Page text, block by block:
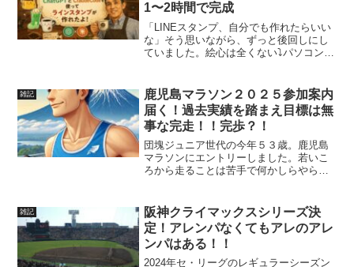
1〜2時間で完成
「LINEスタンプ、自分でも作れたらいい
な」そう思いながら、ずっと後回しにし
ていました。絵心は全くない⤵️パソコンも
には無理だろう、と。でも実際にやって
みたら、Ch...
雑記
鹿児島マラソン２０２５参加案内
届く！過去実績を踏まえ目標は無
事な完走！！完歩？！
団塊ジュニア世代の今年５３歳。鹿児島
マラソンにエントリーしました。若いこ
ろから走ることは苦手で何かしらやらか
ス等が届き、本格的に追い込まれて焦っ
てます(;^_^A今回も...
雑記
阪神クライマックスシリーズ決
定！アレンパなくてもアレのアレ
ンパはある！！
2024年セ・リーグのレギュラーシーズン